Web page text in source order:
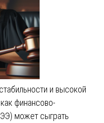
и высокой
финансово-
может сыграть